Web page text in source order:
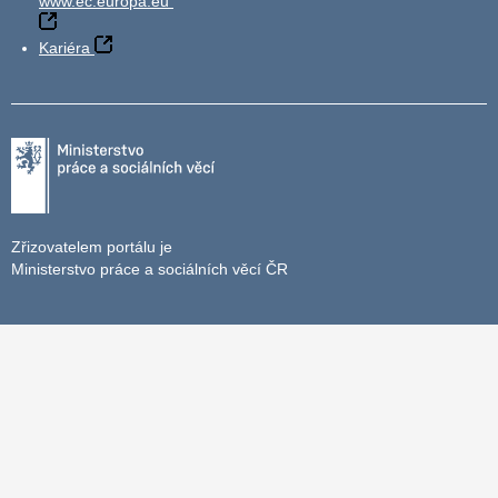
Kariéra
Zřizovatelem portálu je
Ministerstvo práce a sociálních věcí ČR